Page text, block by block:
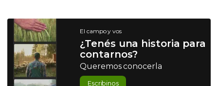
El campo y vos
¿Tenés una historia para
contarnos?
Queremos conocerla
Escribinos